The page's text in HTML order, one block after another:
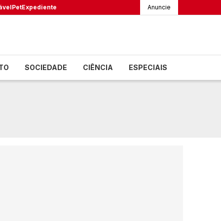
PetExpediente Anuncie
SOCIEDADE CIÊNCIA ESPECIAIS